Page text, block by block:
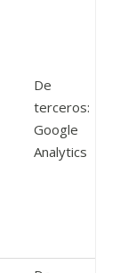
De
terceros:
Google
Analytics